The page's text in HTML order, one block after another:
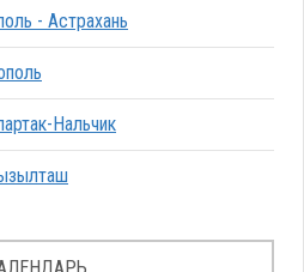
- Астрахань
Нальчик